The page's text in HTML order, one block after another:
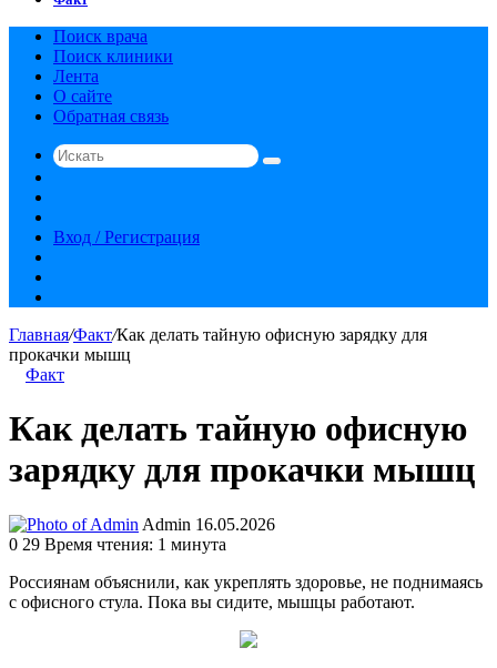
Поиск врача
Поиск клиники
Лента
О сайте
Обратная связь
Искать
статья
Вход / Регистрация
Главная/Факт/Как делать тайную офисную зарядку для
прокачки мышц
Факт
Как делать тайную офисную
зарядку для прокачки мышц
Admin Send
an
16.05.2026
0 29 Время чтения: 1 минута
Россиянам объяснили, как укреплять здоровье, не поднимаясь
с офисного стула. Пока вы сидите, мышцы работают.